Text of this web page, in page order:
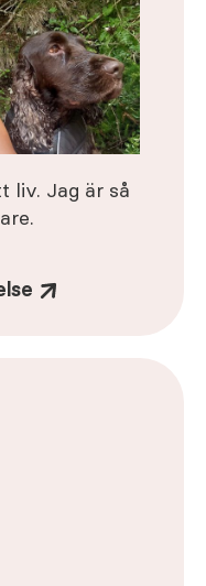
liv. Jag är så